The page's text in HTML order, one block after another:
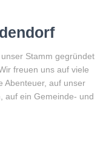
Stamm gegründet
freuen uns auf viele
Abenteuer, auf unser
auf ein Gemeinde- und